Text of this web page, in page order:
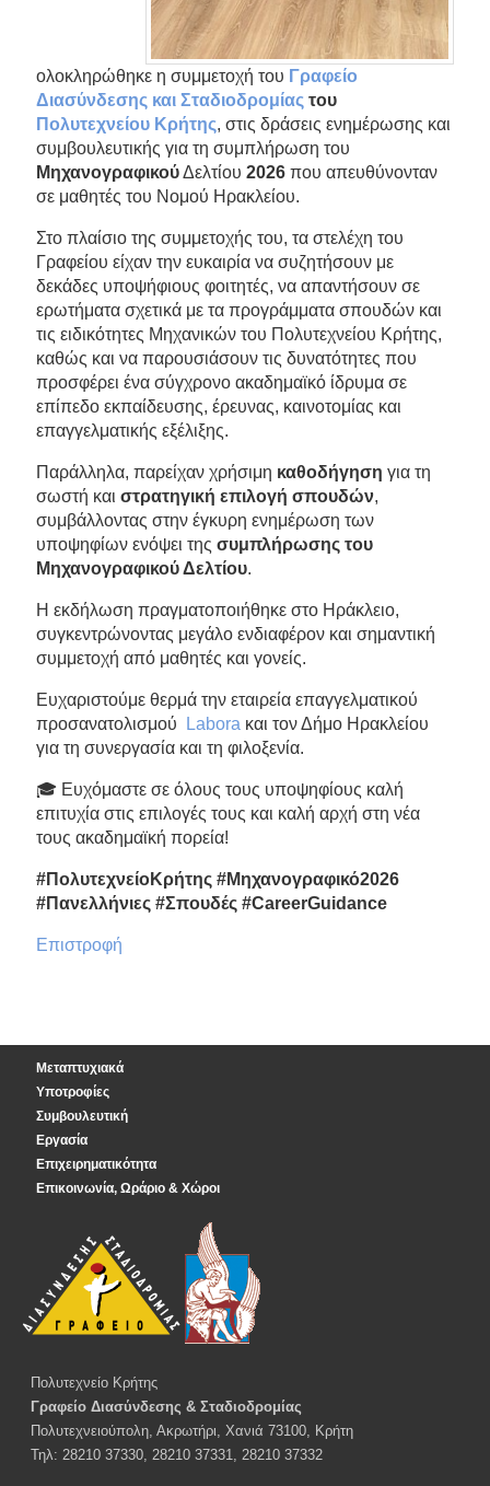
ολοκληρώθηκε η συμμετοχή του Γραφείο
Διασύνδεσης και Σταδιοδρομίαςτου
Πολυτεχνείου Κρήτης, στις δράσεις ενημέρωσης και
συμβουλευτικής για τη συμπλήρωση του
MηχανογραφικούΔελτίου 2026που απευθύνονταν
σε μαθητές του Νομού Ηρακλείου.
Στο πλαίσιο της συμμετοχής του, τα στελέχη του
Γραφείου είχαν την ευκαιρία να συζητήσουν με
δεκάδες υποψήφιους φοιτητές, να απαντήσουν σε
ερωτήματα σχετικά με τα προγράμματα σπουδών και
τις ειδικότητες Μηχανικών του Πολυτεχνείου Κρήτης,
καθώς και να παρουσιάσουν τις δυνατότητες που
προσφέρει ένα σύγχρονο ακαδημαϊκό ίδρυμα σε
επίπεδο εκπαίδευσης, έρευνας, καινοτομίας και
επαγγελματικής εξέλιξης.
Παράλληλα, παρείχαν χρήσιμη καθοδήγηση για τη
σωστή και στρατηγική επιλογή σπουδών,
συμβάλλοντας στην έγκυρη ενημέρωση των
υποψηφίων ενόψει της συμπλήρωσης του
Μηχανογραφικού Δελτίου.
Η εκδήλωση πραγματοποιήθηκε στο Ηράκλειο,
συγκεντρώνοντας μεγάλο ενδιαφέρον και σημαντική
συμμετοχή από μαθητές και γονείς.
Ευχαριστούμε θερμά την εταιρεία επαγγελματικού
προσανατολισμού
Laboraκαι τον Δήμο Ηρακλείου
για τη συνεργασία και τη φιλοξενία.
🎓 Ευχόμαστε σε όλους τους υποψηφίους καλή
επιτυχία στις επιλογές τους και καλή αρχή στη νέα
τους ακαδημαϊκή πορεία!
#ΠολυτεχνείοΚρήτης #Μηχανογραφικό2026
#Πανελλήνιες #Σπουδές #CareerGuidance
Επιστροφή
Μεταπτυχιακά
Υποτροφίες
Συμβουλευτική
Εργασία
Επιχειρηματικότητα
Επικοινωνία, Ωράριο & Χώροι
Πολυτεχνείο Κρήτης
Γραφείο Διασύνδεσης & Σταδιοδρομίας
Πολυτεχνειούπολη, Ακρωτήρι, Χανιά 73100, Κρήτη
Τηλ: 28210 37330, 28210 37331, 28210 37332